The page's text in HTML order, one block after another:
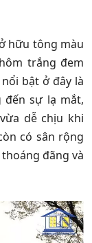
hữu tông màu
trắng đem
bật ở đây là
đến sự lạ mắt,
dễ chịu khi
có sân rộng
đãng và